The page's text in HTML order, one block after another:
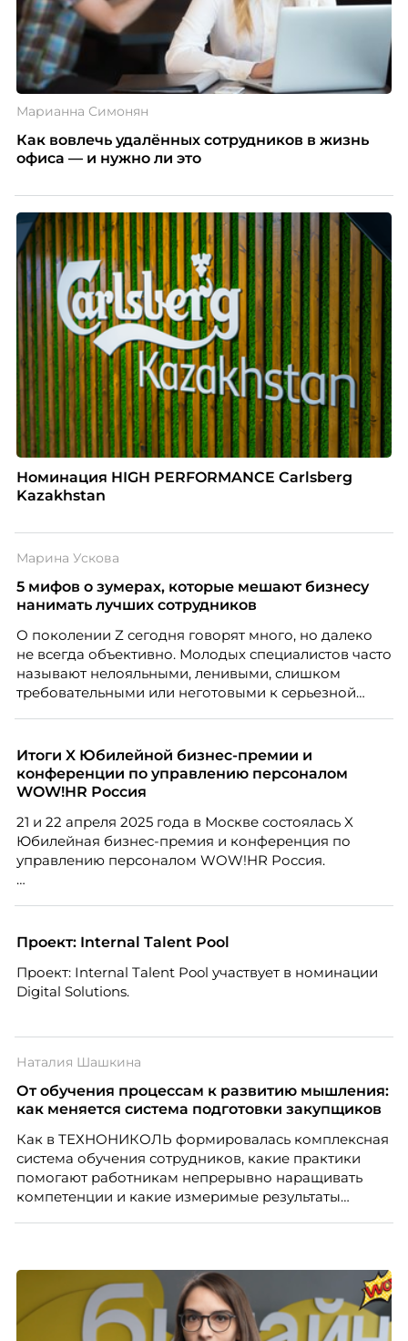
Марианна Симонян
Как вовлечь удалённых сотрудников в жизнь
офиса — и нужно ли это
Номинация HIGH PERFORMANCE Carlsberg
Kazakhstan
Марина Ускова
5 мифов о зумерах, которые мешают бизнесу
нанимать лучших сотрудников
О поколении Z сегодня говорят много, но далеко
не всегда объективно. Молодых специалистов часто
называют нелояльными, ленивыми, слишком
требовательными или неготовыми к серьезной
кадровых ошибок. В этой статье Марина Ускова,
руководитель отдела подбора персонала
рекрутинговой компании, разбирает самые
почему устаревшие представления мешают
бизнесу находить и удерживать сильных
сотрудников.
Итоги X Юбилейной бизнес-премии и
конференции по управлению персоналом
WOW!HR Россия
21 и 22 апреля 2025 года в Москве состоялась X
Юбилейная бизнес-премия и конференция по
управлению персоналом WOW!HR Россия.
номинантов и гостей мероприятия.
Проект: Internal Talent Pool
Проект: Internal Talent Pool участвует в номинации
Digital Solutions.
Наталия Шашкина
От обучения процессам к развитию мышления:
как меняется система подготовки закупщиков
Как в ТЕХНОНИКОЛЬ формировалась комплексная
система обучения сотрудников, какие практики
помогают работникам непрерывно наращивать
компетенции и какие измеримые результаты
компании ТЕХНОНИКОЛЬ.